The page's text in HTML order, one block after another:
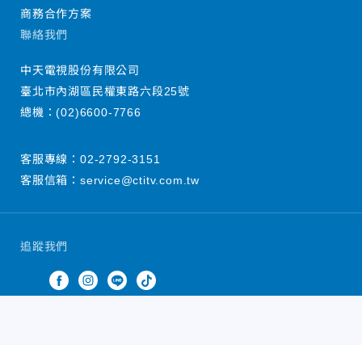
追蹤我們
商務合作方案
聯絡我們
中天電視股份有限公司
臺北市內湖區民權東路六段25號
總機：(02)6600-7766
客服專線： 02-2792-3151
客服信箱： service@ctitv.com.tw